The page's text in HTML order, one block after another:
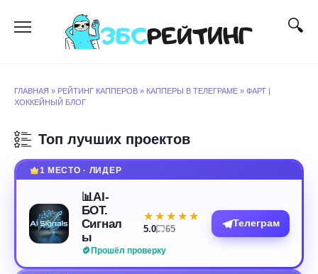
содержанию
ГЛАВНАЯ » РЕЙТИНГ КАППЕРОВ » КАППЕРЫ В ТЕЛЕГРАМЕ » ФАРТ |
ХОККЕЙНЫЙ БЛОГ
Топ лучших проектов
1 МЕСТО · ЛИДЕР
📊AI-
БОТ.
Сигнал
ы
Прошёл проверку
★★★★★
★★★★★
5.0 65
Телеграм